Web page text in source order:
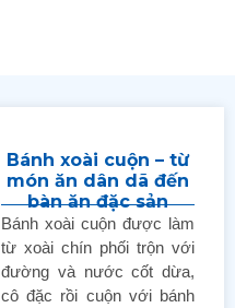
Bánh xoài cuộn – từ
món ăn dân dã đến
bàn ăn đặc sản
Bánh xoài cuộn được làm
từ xoài chín phối trộn với
đường và nước cốt dừa,
cô đặc rồi cuộn với bánh